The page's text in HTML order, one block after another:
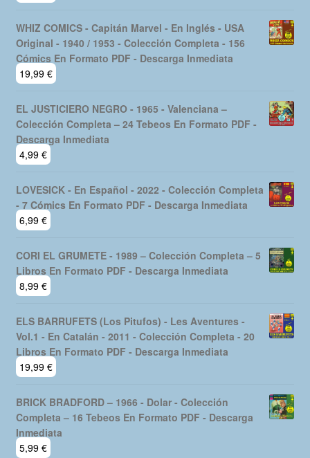
WHIZ COMICS - Capitán Marvel - En Inglés - USA
Original - 1940 / 1953 - Colección Completa - 156
Cómics En Formato PDF - Descarga Inmediata
19,99 €
EL JUSTICIERO NEGRO - 1965 - Valenciana –
Colección Completa – 24 Tebeos En Formato PDF -
Descarga Inmediata
4,99 €
LOVESICK - En Español - 2022 - Colección Completa
- 7 Cómics En Formato PDF - Descarga Inmediata
6,99 €
CORI EL GRUMETE - 1989 – Colección Completa – 5
Libros En Formato PDF - Descarga Inmediata
8,99 €
ELS BARRUFETS (Los Pitufos) - Les Aventures -
Vol.1 - En Catalán - 2011 - Colección Completa - 20
Libros En Formato PDF - Descarga Inmediata
19,99 €
BRICK BRADFORD – 1966 - Dolar - Colección
Completa – 16 Tebeos En Formato PDF - Descarga
Inmediata
5,99 €